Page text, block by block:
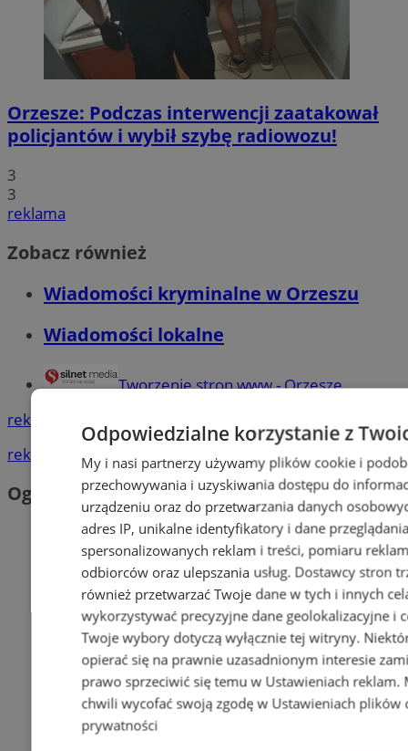
Orzesze: Podczas interwencji zaatakował
policjantów i wybił szybę radiowozu!
3
3
reklama
Zobacz również
Wiadomości kryminalne w Orzeszu
Wiadomości lokalne
Tworzenie stron www - Orzesze
reklama
reklama
Ogłoszenia
Odpowiedzialne korzystanie z
My i nasi partnerzy używamy plików cookie i
przechowywania i uzyskiwania dostępu do
urządzeniu oraz do przetwarzania danych
adres IP, unikalne identyfikatory i dane
spersonalizowanych reklam i treści, pomiaru
odbiorców oraz ulepszania usług. Dostawcy stron
również przetwarzać Twoje dane w tych i innych
wykorzystywać precyzyjne dane geolokalizacyjne i
Twoje wybory dotyczą wyłącznie tej witryny.
opierać się na prawnie uzasadnionym interesie
prawo sprzeciwić się temu w Ustawieniach reklam.
chwili wycofać swoją zgodę w Ustawieniach plików
prywatności